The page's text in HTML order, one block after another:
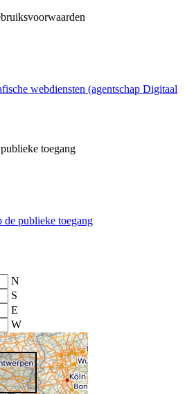
webdiensten (agentschap Digitaal
toegang
de publieke toegang
N
S
E
W